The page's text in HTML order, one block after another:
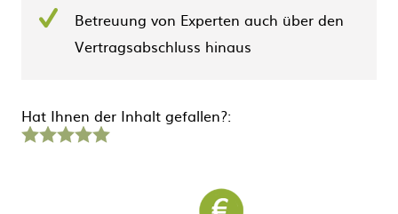
Betreuung von Experten auch über den
Vertragsabschluss hinaus
Hat Ihnen der Inhalt gefallen?:
Stern Sterne Sterne Sterne Sterne